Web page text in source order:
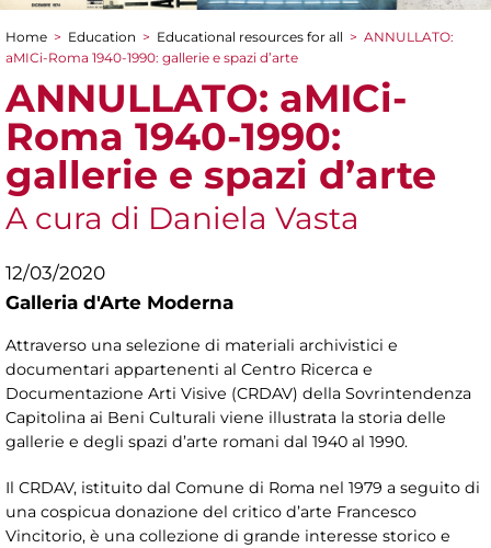
You are here
Home > Education > Educational resources for all > ANNULLATO:
aMICi-Roma 1940-1990: gallerie e spazi d’arte
ANNULLATO: aMICi-
Roma 1940-1990:
gallerie e spazi d’arte
A cura di Daniela Vasta
12/03/2020
Galleria d'Arte Moderna
Attraverso una selezione di materiali archivistici e
documentari appartenenti al Centro Ricerca e
Documentazione Arti Visive (CRDAV) della Sovrintendenza
Capitolina ai Beni Culturali viene illustrata la storia delle
gallerie e degli spazi d’arte romani dal 1940 al 1990.
Il CRDAV, istituito dal Comune di Roma nel 1979 a seguito di
una cospicua donazione del critico d’arte Francesco
Vincitorio, è una collezione di grande interesse storico e